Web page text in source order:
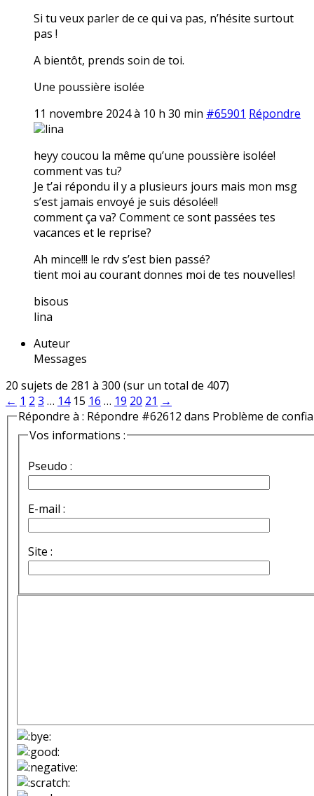
Si tu veux parler de ce qui va pas, n’hésite surtout
pas !
A bientôt, prends soin de toi.
Une poussière isolée
11 novembre 2024 à 10 h 30 min #65901 Répondre
lina
heyy coucou la même qu’une poussière isolée!
comment vas tu?
Je t’ai répondu il y a plusieurs jours mais mon msg
s’est jamais envoyé je suis désolée!!
comment ça va? Comment ce sont passées tes
vacances et le reprise?
Ah mince!!! le rdv s’est bien passé?
tient moi au courant donnes moi de tes nouvelles!
bisous
lina
Auteur
Messages
20 sujets de 281 à 300 (sur un total de 407)
← 1 2 3 … 14 15 16 … 19 20 21 →
Répondre à : Répondre #62612 dans Problème de
Vos informations :
Pseudo :
E-mail :
Site :